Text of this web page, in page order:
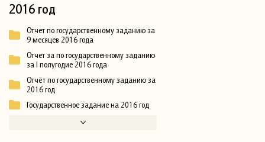
2016 год
Отчет по государственному заданию за
9 месяцев 2016 года
Отчет за по государственному заданию
за I полугодие 2016 года
Отчёт по государственному заданию за
2016 год
Государственное задание на 2016 год